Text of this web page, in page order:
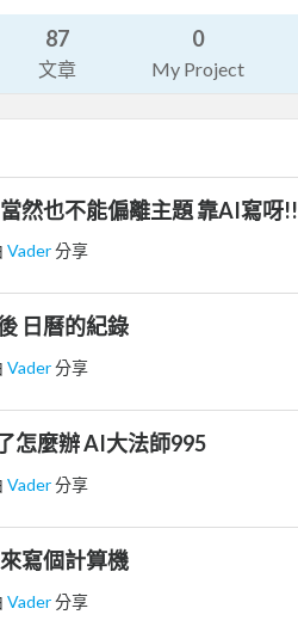
87
文章
0
My Project
然也不能偏離主題 靠AI寫呀!!
Vader分享
日曆的紀錄
Vader分享
怎麼辦 AI大法師995
Vader分享
寫個計算機
Vader分享